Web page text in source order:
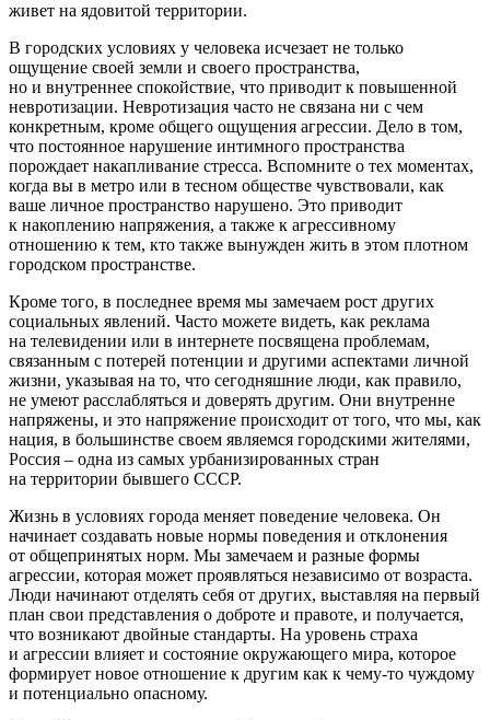
живет на ядовитой территории.
В городских условиях у человека исчезает не только
ощущение своей земли и своего пространства,
но и внутреннее спокойствие, что приводит к повышенной
невротизации. Невротизация часто не связана ни с чем
конкретным, кроме общего ощущения агрессии. Дело в том,
что постоянное нарушение интимного пространства
порождает накапливание стресса. Вспомните о тех моментах,
когда вы в метро или в тесном обществе чувствовали, как
ваше личное пространство нарушено. Это приводит
к накоплению напряжения, а также к агрессивному
отношению к тем, кто также вынужден жить в этом плотном
городском пространстве.
Кроме того, в последнее время мы замечаем рост других
социальных явлений. Часто можете видеть, как реклама
на телевидении или в интернете посвящена проблемам,
связанным с потерей потенции и другими аспектами личной
жизни, указывая на то, что сегодняшние люди, как правило,
не умеют расслабляться и доверять другим. Они внутренне
напряжены, и это напряжение происходит от того, что мы, как
нация, в большинстве своем являемся городскими жителями,
Россия – одна из самых урбанизированных стран
на территории бывшего СССР.
Жизнь в условиях города меняет поведение человека. Он
начинает создавать новые нормы поведения и отклонения
от общепринятых норм. Мы замечаем и разные формы
агрессии, которая может проявляться независимо от возраста.
Люди начинают отделять себя от других, выставляя на первый
план свои представления о доброте и правоте, и получается,
что возникают двойные стандарты. На уровень страха
и агрессии влияет и состояние окружающего мира, которое
формирует новое отношение к другим как к чему-то чуждому
и потенциально опасному.